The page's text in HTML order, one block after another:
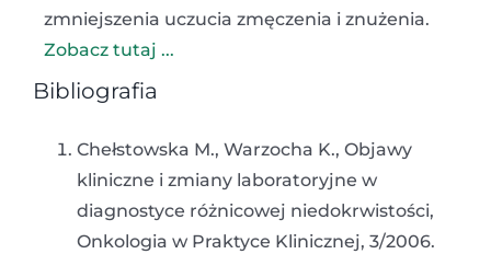
zmniejszenia uczucia zmęczenia i znużenia.
Zobacz tutaj ...
Bibliografia
Chełstowska M., Warzocha K., Objawy
kliniczne i zmiany laboratoryjne w
diagnostyce różnicowej niedokrwistości,
Onkologia w Praktyce Klinicznej, 3/2006.